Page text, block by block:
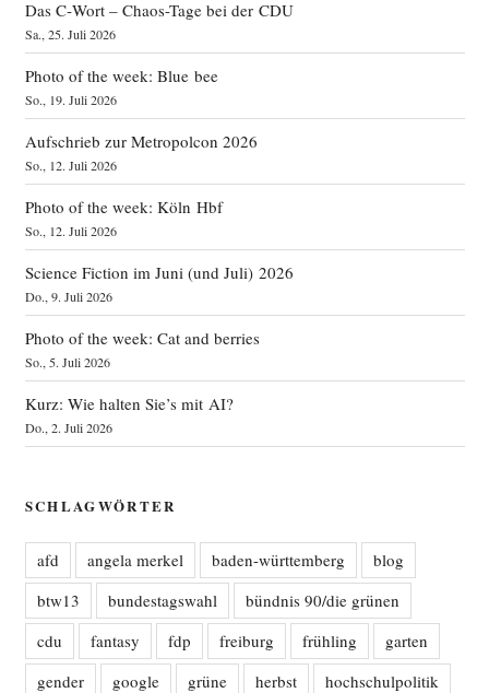
Das C‑Wort – Chaos-Tage bei der CDU
Sa., 25. Juli 2026
Photo of the week: Blue bee
So., 19. Juli 2026
Aufschrieb zur Metropolcon 2026
So., 12. Juli 2026
Photo of the week: Köln Hbf
So., 12. Juli 2026
Science Fiction im Juni (und Juli) 2026
Do., 9. Juli 2026
Photo of the week: Cat and berries
So., 5. Juli 2026
Kurz: Wie halten Sie’s mit AI?
Do., 2. Juli 2026
SCHLAGWÖRTER
afd angela merkel baden-württemberg
blog
btw13
bundestagswahl
bündnis 90/die grünen
cdu
fantasy fdp freiburg frühling
garten
gender
google grüne herbst
hochschulpolitik